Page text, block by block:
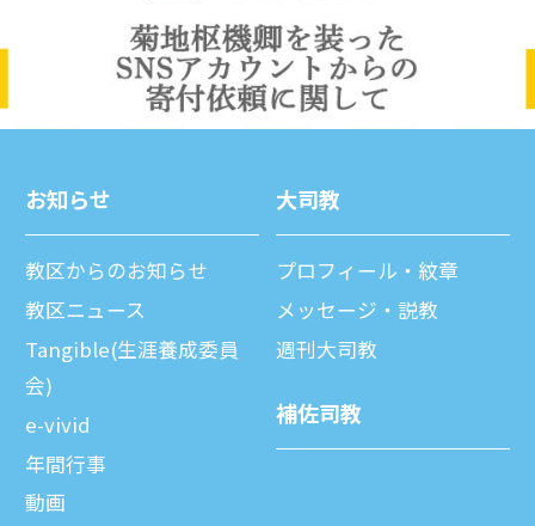
お知らせ
教区からのお知らせ
教区ニュース
Tangible(生涯養成委員
会)
e-vivid
年間⾏事
動画
⼤司教
プロフィール・紋章
メッセージ・説教
週刊⼤司教
補佐司教